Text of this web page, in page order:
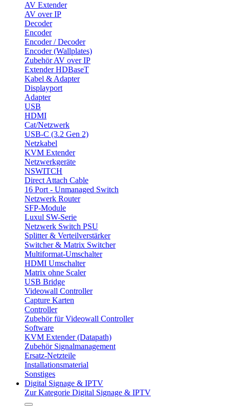
AV Extender
AV over IP
Decoder
Encoder
Encoder / Decoder
Encoder (Wallplates)
Zubehör AV over IP
Extender HDBaseT
Kabel & Adapter
Displayport
Adapter
USB
HDMI
Cat/Netzwerk
USB-C (3.2 Gen 2)
Netzkabel
KVM Extender
Netzwerkgeräte
NSWITCH
Direct Attach Cable
16 Port - Unmanaged Switch
Netzwerk Router
SFP-Module
Luxul SW-Serie
Netzwerk Switch PSU
Splitter & Verteilverstärker
Switcher & Matrix Switcher
Multiformat-Umschalter
HDMI Umschalter
Matrix ohne Scaler
USB Bridge
Videowall Controller
Capture Karten
Controller
Zubehör für Videowall Controller
Software
KVM Extender (Datapath)
Zubehör Signalmanagement
Ersatz-Netzteile
Installationsmaterial
Sonstiges
Digital Signage & IPTV
Zur Kategorie Digital Signage & IPTV